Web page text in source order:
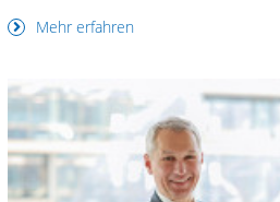
Mehr erfahren